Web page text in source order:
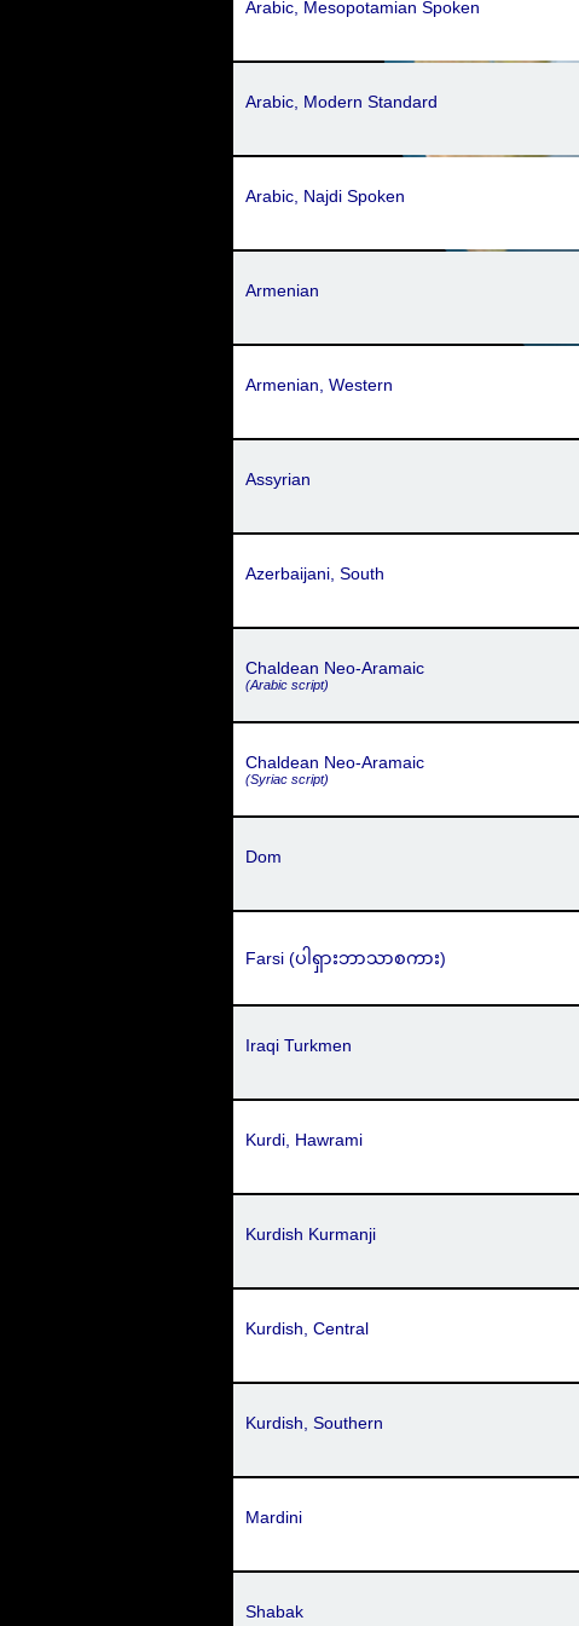
Arabic, Mesopotamian Spoken
Arabic, Modern Standard
Arabic, Najdi Spoken
Armenian
Armenian, Western
Assyrian
Azerbaijani, South
Chaldean Neo-Aramaic
(Arabic script)
Chaldean Neo-Aramaic
(Syriac script)
Dom
Farsi (ပါရှားဘာသာစကား)
Iraqi Turkmen
Kurdi, Hawrami
Kurdish Kurmanji
Kurdish, Central
Kurdish, Southern
Mardini
Shabak